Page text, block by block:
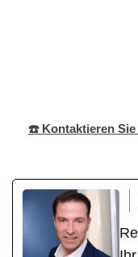
☎️ Kontaktieren Sie